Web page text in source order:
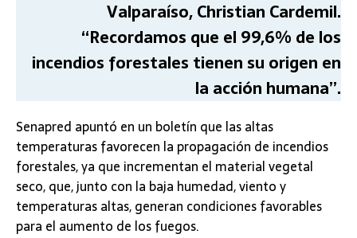
Valparaíso, Christian Cardemil.
“Recordamos que el 99,6% de los
incendios forestales tienen su origen en
la acción humana”.
Senapred apuntó en un boletín que las altas
temperaturas favorecen la propagación de incendios
forestales, ya que incrementan el material vegetal
seco, que, junto con la baja humedad, viento y
temperaturas altas, generan condiciones favorables
para el aumento de los fuegos.